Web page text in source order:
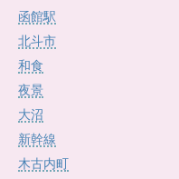
函館駅
北斗市
和食
夜景
大沼
新幹線
木古内町